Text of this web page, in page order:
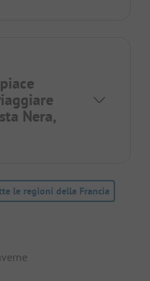
Nera,
le regioni della Francia